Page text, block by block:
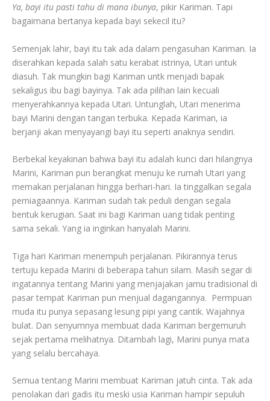
Ya, bayi itu pasti tahu di mana ibunya, pikir Kariman. Tapi
bagaimana bertanya kepada bayi sekecil itu?
Semenjak lahir, bayi itu tak ada dalam pengasuhan Kariman. Ia
diserahkan kepada salah satu kerabat istrinya, Utari untuk
diasuh. Tak mungkin bagi Kariman untk menjadi bapak
sekaligus ibu bagi bayinya. Tak ada pilihan lain kecuali
menyerahkannya kepada Utari. Untunglah, Utari menerima
bayi Marini dengan tangan terbuka. Kepada Kariman, ia
berjanji akan menyayangi bayi itu seperti anaknya sendiri.
Berbekal keyakinan bahwa bayi itu adalah kunci dari hilangnya
Marini, Kariman pun berangkat menuju ke rumah Utari yang
memakan perjalanan hingga berhari-hari. Ia tinggalkan segala
perniagaannya. Kariman sudah tak peduli dengan segala
bentuk kerugian. Saat ini bagi Kariman uang tidak penting
sama sekali. Yang ia inginkan hanyalah Marini.
Tiga hari Kariman menempuh perjalanan. Pikirannya terus
tertuju kepada Marini di beberapa tahun silam. Masih segar di
ingatannya tentang Marini yang menjajakan jamu tradisional di
pasar tempat Kariman pun menjual dagangannya. Permpuan
muda itu punya sepasang lesung pipi yang cantik. Wajahnya
bulat. Dan senyumnya membuat dada Kariman bergemuruh
sejak pertama melihatnya. Ditambah lagi, Marini punya mata
yang selalu bercahaya.
Semua tentang Marini membuat Kariman jatuh cinta. Tak ada
penolakan dari gadis itu meski usia Kariman hampir sepuluh